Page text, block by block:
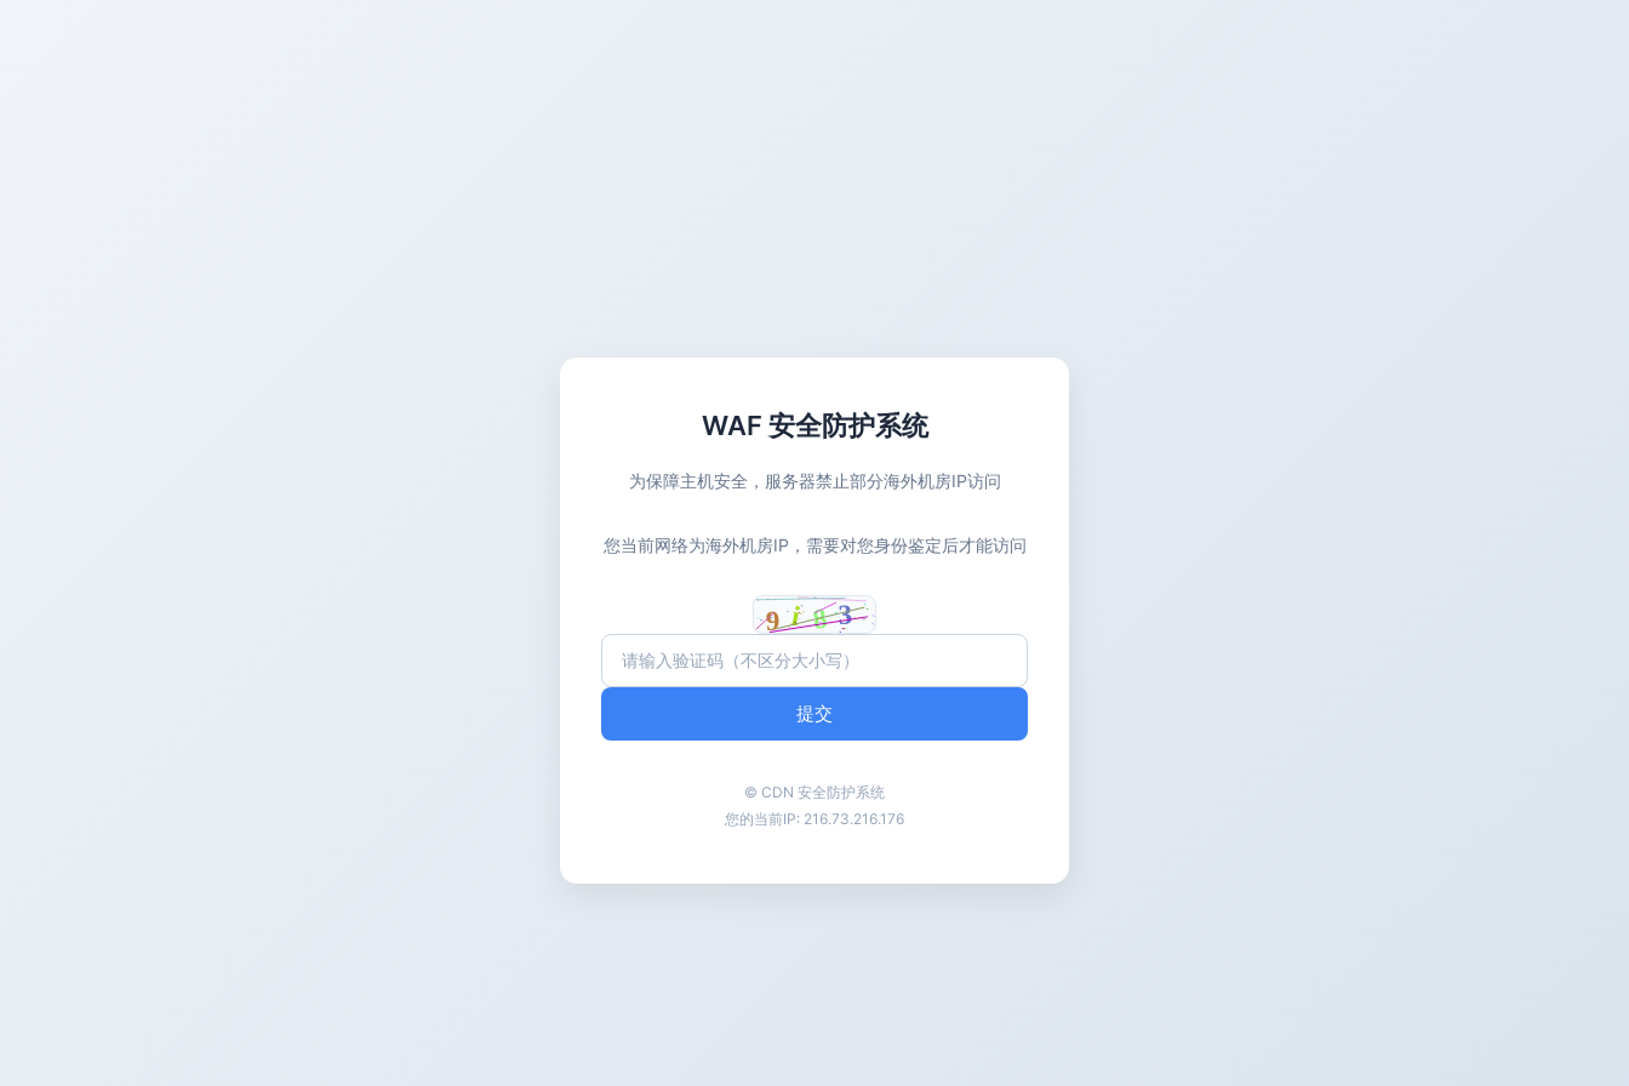
WAF 安全防护系统
为保障主机安全，服务器禁止部分海外机房IP访问
您当前网络为海外机房IP，需要对您身份鉴定后才能访问
提交
© CDN 安全防护系统
您的当前IP: 216.73.216.176